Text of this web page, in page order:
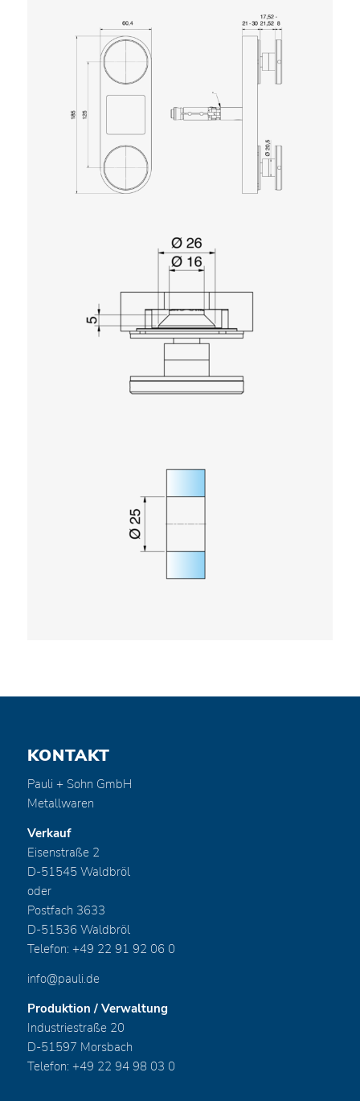
KONTAKT
Pauli + Sohn GmbH
Metallwaren
Verkauf
Eisenstraße 2
D-51545 Waldbröl
oder
Postfach 3633
D-51536 Waldbröl
Telefon: +49 22 91 92 06 0
info@pauli.de
Produktion / Verwaltung
Industriestraße 20
D-51597 Morsbach
Telefon: +49 22 94 98 03 0